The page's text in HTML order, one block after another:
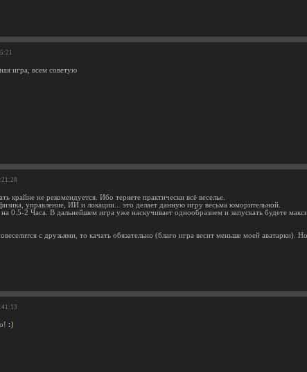
игра, всем советую
крайне не рекомендуется. Ибо теряете практически всё веселье.
управление, ИИ и локации... это делает данную игру весьма юморительной.
0.5-2 Часа. В дальнейшем игра уже наскучивает однообразием и запускать будете
с друзьями, то качать обязательно (благо игра весит меньше моей аватарки).